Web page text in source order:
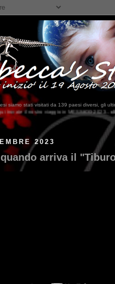
siamo stati visitati da 139 paesi diversi, gli
2023...clikka qui !!!
2023
arriva il